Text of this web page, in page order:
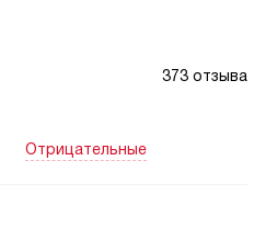
373 отзыва
Отрицательные